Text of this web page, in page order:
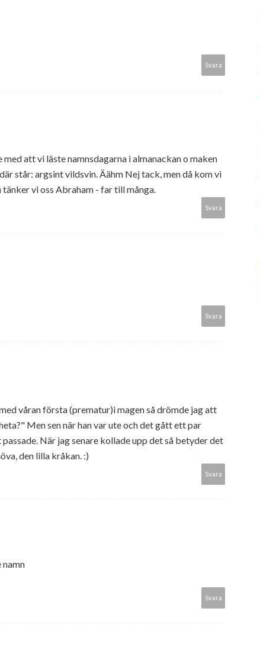
Svara
att vi läste namnsdagarna i almanackan o maken
står: argsint vildsvin. Äähm Nej tack, men då kom vi
vi oss Abraham - far till många.
Svara
Svara
våran första (prematur)i magen så drömde jag att
Men sen när han var ute och det gått ett par
När jag senare kollade upp det så betyder det
den lilla kråkan. :)
Svara
namn
Svara